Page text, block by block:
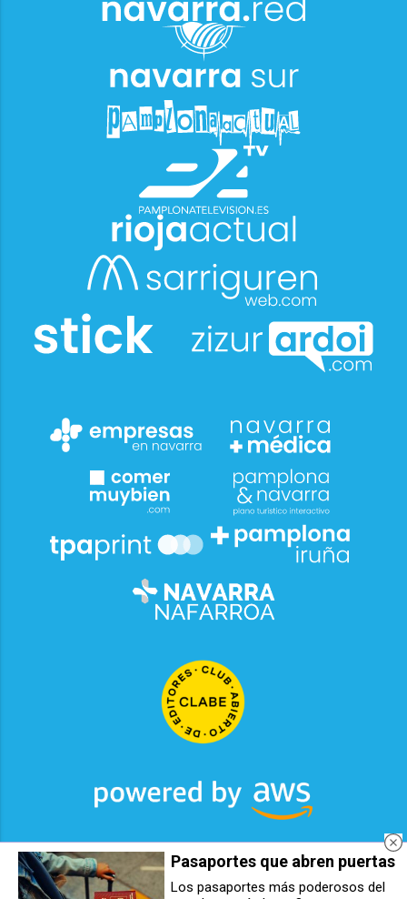
2026 © Grupo Comunikaze
Pasaportes que abren puertas
Los pasaportes más poderosos del